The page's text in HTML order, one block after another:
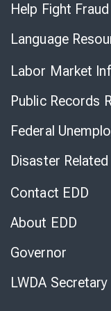
Help Fight Fraud
Language
Labor Market
Public Records
Federal
Disaster
Contact EDD
About EDD
Governor
LWDA Secretary